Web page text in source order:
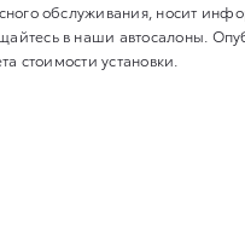
обслуживания, носит
в наши автосалоны.
стоимости установки.